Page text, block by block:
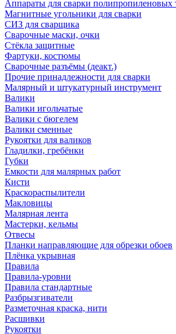
Аппараты для сварки полипропиленовых
Магнитные угольники для сварки
СИЗ для сварщика
Сварочные маски, очки
Стёкла защитные
Фартуки, костюмы
Сварочные разъёмы (деакт.)
Прочие принадлежности для сварки
Малярный и штукатурный инструмент
Валики
Валики игольчатые
Валики с бюгелем
Валики сменные
Рукоятки для валиков
Гладилки, гребёнки
Губки
Емкости для малярных работ
Кисти
Краскораспылители
Макловицы
Малярная лента
Мастерки, кельмы
Отвесы
Планки направляющие для обрезки обоев
Плёнка укрывная
Правила
Правила-уровни
Правила стандартные
Разбрызгиватели
Разметочная краска, нити
Расшивки
Рукоятки